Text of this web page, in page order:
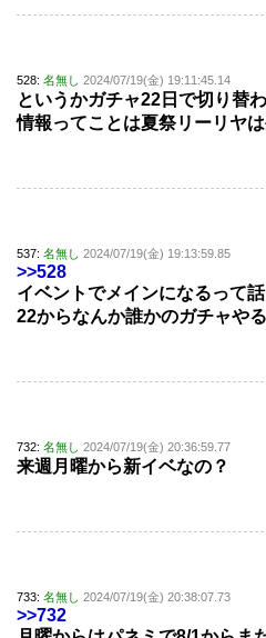
528: 名無し 2024/07/19(金) 19:11:45.14
というかガチャ22日で切り替
情報ってことは夏祭リーリヤ
537: 名無し 2024/07/19(金) 19:13:59.85
>>528
イベントでメインになるって
22からなんか誰かのガチャや
732: 名無し 2024/07/19(金) 20:36:59.77
来週月曜から新イベなの？
733: 名無し 2024/07/19(金) 20:38:07.73
>>732